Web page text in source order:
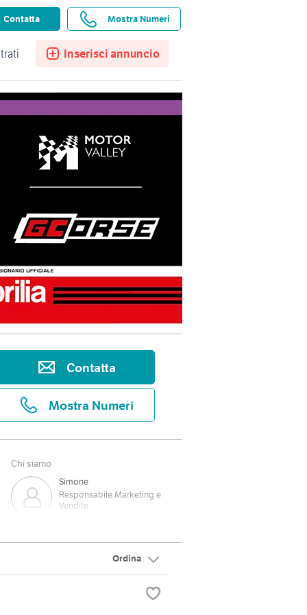
Ricerche salvate Preferiti
Inserisci annuncio
Contatta Mostra Numeri
Contatta
Mostra Numeri
Chi siamo
Simone
Responsabile Marketing e
Vendite
Ordina